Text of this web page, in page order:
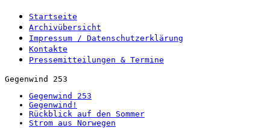
Startseite
Archivübersicht
Impressum / Datenschutzerklärung
Kontakte
Pressemitteilungen & Termine
Gegenwind 253
Gegenwind 253
Gegenwind!
Rückblick auf den Sommer
Strom aus Norwegen